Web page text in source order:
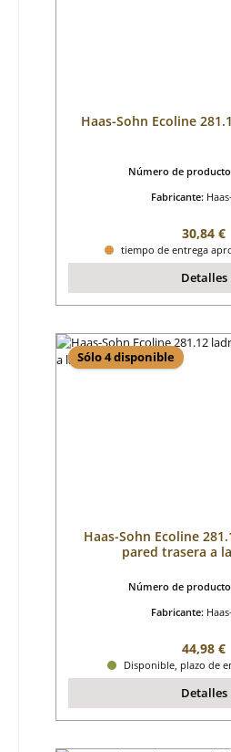
Haas-Sohn Ecoline
Número de
Fabricante:
Precio
30,84 €
tiempo de entrega
Detalles
Sólo 4 disponible
Haas-Sohn Ecoline
pared trasera a
Número de
Fabricante:
Precio
44,98 €
Disponible, plazo de
Detalles